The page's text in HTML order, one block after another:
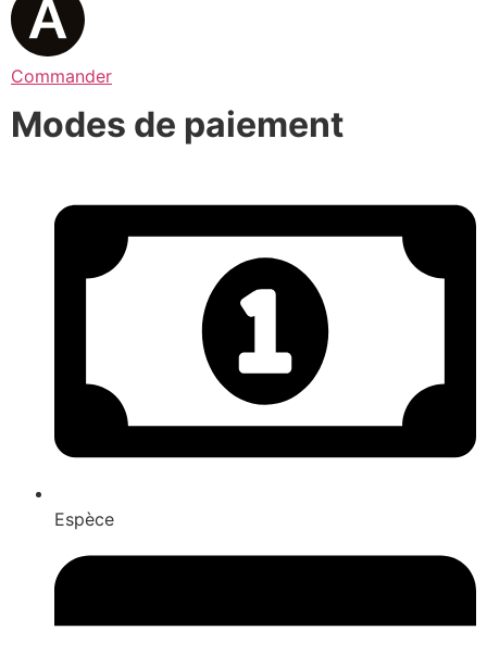
Commander
Modes de paiement
Espèce